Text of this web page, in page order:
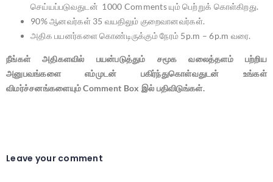
செய்யப்படுவதுடன் 1000 Comments யும் பெற்றுக் கொள்கிறது.
90% ஆனவர்கள் 35 வயதிலும் குறைவானவர்கள்.
அதிக பயனர்களை கொண்டிருக்கும் நேரம் 5p.m – 6p.m வரை.
நீங்கள் அதிகளவில் பயன்படுத்தும் சமூக வலைத்தளம் பற்றிய
அனுபவங்களை எம்முடன் பகிர்ந்துகொள்வதுடன் உங்கள்
விமர்ச்சனங்களையும் Comment Box இல் பதிவிடுங்கள்.
Leave your comment